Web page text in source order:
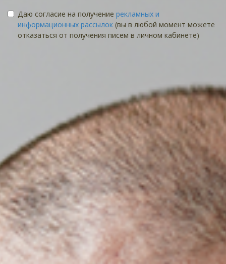
Даю согласие на получение рекламных и
информационных рассылок (вы в любой момент можете
отказаться от получения писем в личном кабинете)